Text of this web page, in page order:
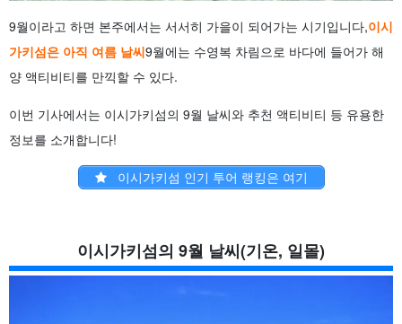
자!
9.당일 긴 줄을 서지 않아도 된다! 페리 티켓은 미리 예약해 두자
10.이시가키섬 9월에 관한 자주 묻는 질문(FAQ)
11. 요약
9월이라고 하면 본주에서는 서서히 가을이 되어가는 시기입니다,이시
가키섬은 아직 여름 날씨9월에는 수영복 차림으로 바다에 들어가 해
양 액티비티를 만끽할 수 있다.
이번 기사에서는 이시가키섬의 9월 날씨와 추천 액티비티 등 유용한
정보를 소개합니다!
이시가키섬 인기 투어 랭킹은 여기
이시가키섬의 9월 날씨(기온, 일몰)